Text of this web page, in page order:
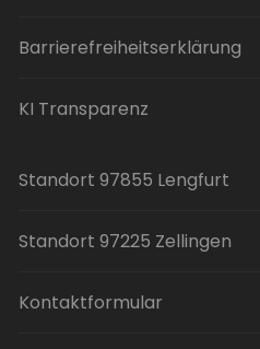
Barrierefreiheitserklärung
KI Transparenz
Standort 97855 Lengfurt
Standort 97225 Zellingen
Kontaktformular